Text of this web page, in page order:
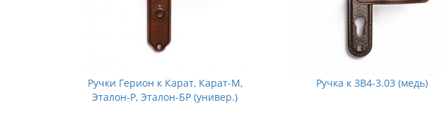
Ручки Герион к Карат, Карат-М,
Эталон-Р, Эталон-БР (универ.)
Ручка к ЗВ4-3.03 (медь)